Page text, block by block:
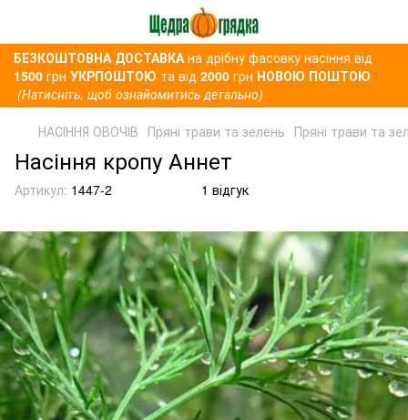
БЕЗКОШТОВНА ДОСТАВКАна дрібну фасовку насіння від
1500 грн УКРПОШТОЮ та від 2000 грн НОВОЮ ПОШТОЮ
(Натисніть, щоб ознайомитись детально)
НАСІННЯ ОВОЧІВ Пряні трави та зелень Пряні трави та
Насіння кропу Аннет
Артикул: 1447-2 1 відгук